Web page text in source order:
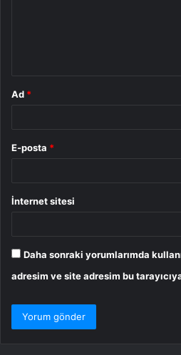
Ad *
E-posta *
İnternet sitesi
Daha sonraki yorumlarımda
adresim ve site adresim bu